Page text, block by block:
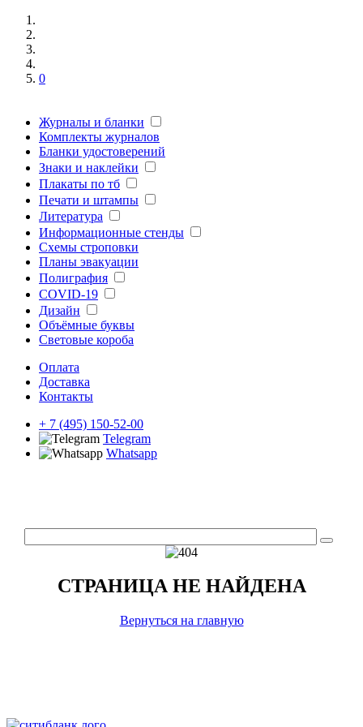
0
Журналы и бланки
Комплекты журналов
Бланки удостоверений
Знаки и наклейки
Плакаты по тб
Печати и штампы
Литература
Информационные стенды
Схемы строповки
Планы эвакуации
Полиграфия
COVID-19
Дизайн
Объёмные буквы
Световые короба
Оплата
Доставка
Контакты
+ 7 (495) 150-52-00
Telegram
Whatsapp
СТРАНИЦА НЕ НАЙДЕНА
Вернуться на главную